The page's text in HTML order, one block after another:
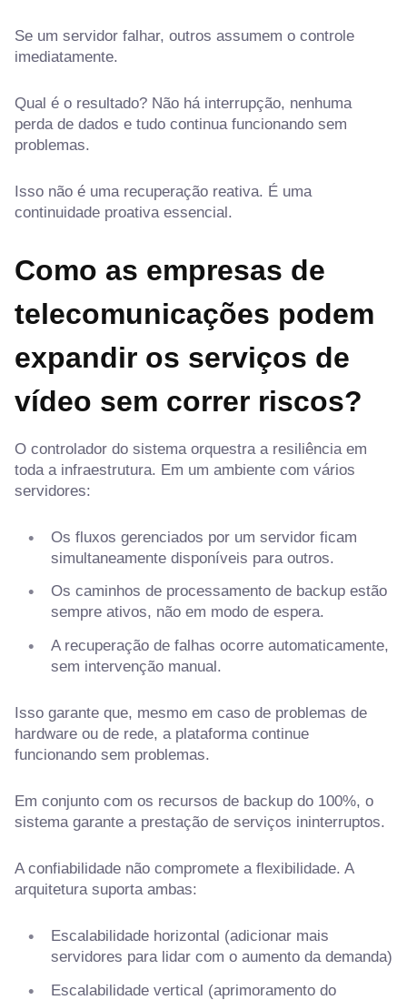
Se um servidor falhar, outros assumem o controle
imediatamente.
Qual é o resultado? Não há interrupção, nenhuma
perda de dados e tudo continua funcionando sem
problemas.
Isso não é uma recuperação reativa. É uma
continuidade proativa essencial.
Como as empresas de
telecomunicações podem
expandir os serviços de
vídeo sem correr riscos?
O controlador do sistema orquestra a resiliência em
toda a infraestrutura. Em um ambiente com vários
servidores:
Os fluxos gerenciados por um servidor ficam
simultaneamente disponíveis para outros.
Os caminhos de processamento de backup estão
sempre ativos, não em modo de espera.
A recuperação de falhas ocorre automaticamente,
sem intervenção manual.
Isso garante que, mesmo em caso de problemas de
hardware ou de rede, a plataforma continue
funcionando sem problemas.
Em conjunto com os recursos de backup do 100%, o
sistema garante a prestação de serviços ininterruptos.
A confiabilidade não compromete a flexibilidade. A
arquitetura suporta ambas:
Escalabilidade horizontal (adicionar mais
servidores para lidar com o aumento da demanda)
Escalabilidade vertical (aprimoramento do